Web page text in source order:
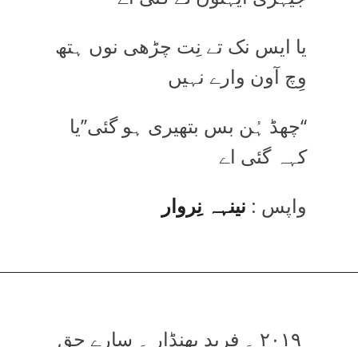
یا ایس نک تے نِت چڑھی نوں ہتھ
وِچ آون وارے نہیں
‘‘چھڈ ہُن بس بتھیری ہو گئی’’یا
کہہ گئی اے
واپس : نینہہ نِروار
۲۰۱۹ ۔ فرید بھنڈار ۔ سارے حق